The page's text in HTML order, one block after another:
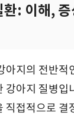
: 이해, 증
아지의 전반적
강아지 질병입
직접적으로 결